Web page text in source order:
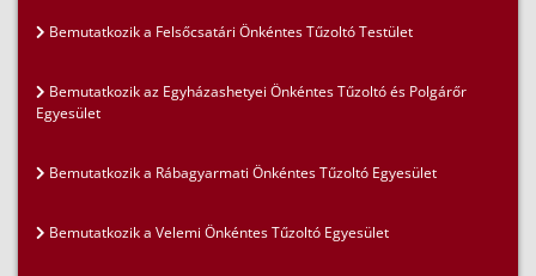
Bemutatkozik a Felsőcsatári Önkéntes Tűzoltó Testület
Bemutatkozik az Egyházashetyei Önkéntes Tűzoltó és Polgárőr
Egyesület
Bemutatkozik a Rábagyarmati Önkéntes Tűzoltó Egyesület
Bemutatkozik a Velemi Önkéntes Tűzoltó Egyesület